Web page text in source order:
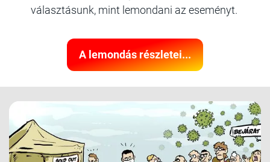
választásunk, mint lemondani az eseményt.
A lemondás részletei...